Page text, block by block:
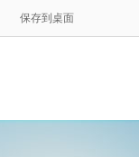
保存到桌面